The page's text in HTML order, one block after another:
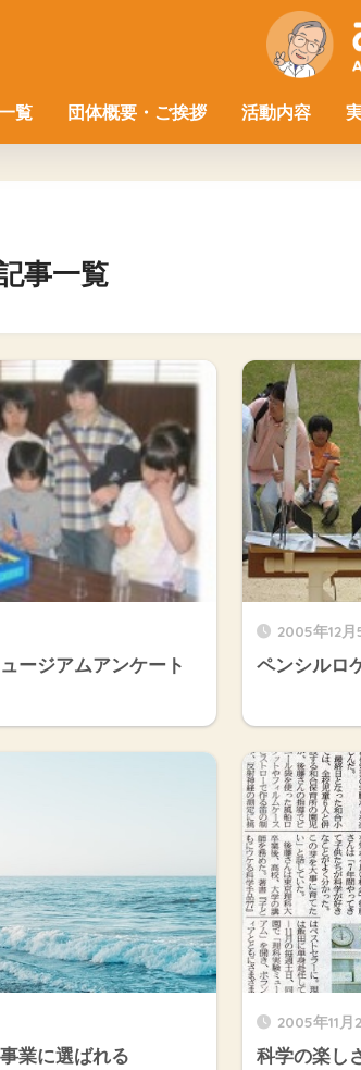
覧 団体概要・ご挨拶 活動内容
事一覧
ージアムアンケート
2005年12月
ペンシルロ
業に選ばれる
2005年11月
科学の楽